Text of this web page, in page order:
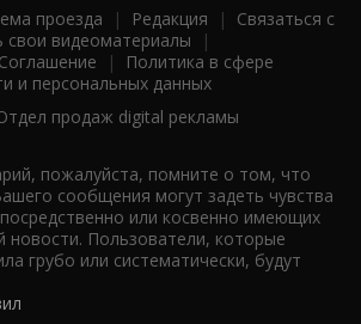
проезда | Редакция | Связаться с
свои видеоматериалы |
|
Политика в сфере
и персональных данных
продаж digital рекламы
пожалуйста, помните о том, что
сообщения могут задеть чувства
или косвенно имеющих
новости. Пользователи, которые
грубо или систематически, будут